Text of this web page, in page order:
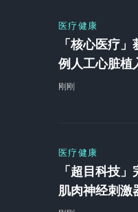
医疗健康
「核心医疗
例人工心脏植
刚刚
医疗健康
「超目科技
肌肉神经刺激